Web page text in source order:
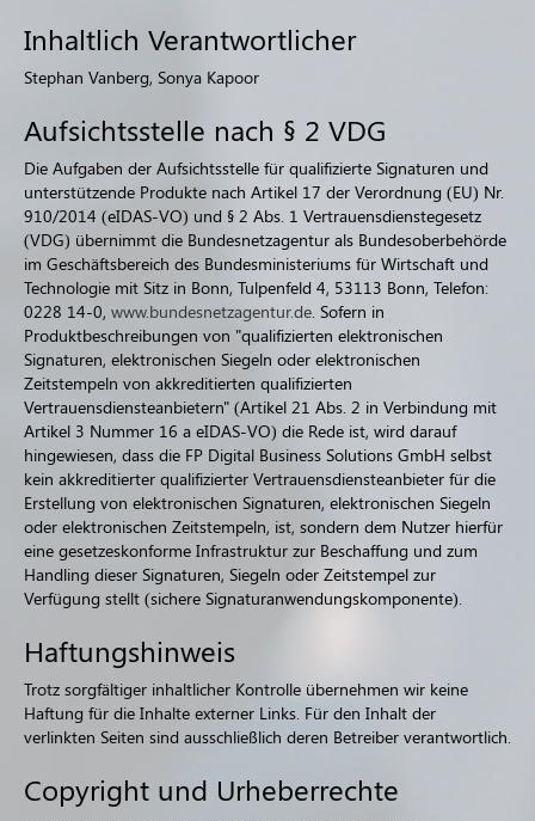
Inhaltlich Verantwortlicher
Stephan Vanberg, Sonya Kapoor
Aufsichtsstelle nach § 2 VDG
Die Aufgaben der Aufsichtsstelle für qualifizierte Signaturen und
unterstützende Produkte nach Artikel 17 der Verordnung (EU) Nr.
910/2014 (eIDAS-VO) und § 2 Abs. 1 Vertrauensdienstegesetz
(VDG) übernimmt die Bundesnetzagentur als Bundesoberbehörde
im Geschäftsbereich des Bundesministeriums für Wirtschaft und
Technologie mit Sitz in Bonn, Tulpenfeld 4, 53113 Bonn, Telefon:
0228 14-0, www.bundesnetzagentur.de. Sofern in
Produktbeschreibungen von "qualifizierten elektronischen
Signaturen, elektronischen Siegeln oder elektronischen
Zeitstempeln von akkreditierten qualifizierten
Vertrauensdiensteanbietern" (Artikel 21 Abs. 2 in Verbindung mit
Artikel 3 Nummer 16 a eIDAS-VO) die Rede ist, wird darauf
hingewiesen, dass die FP Digital Business Solutions GmbH selbst
kein akkreditierter qualifizierter Vertrauensdiensteanbieter für die
Erstellung von elektronischen Signaturen, elektronischen Siegeln
oder elektronischen Zeitstempeln, ist, sondern dem Nutzer hierfür
eine gesetzeskonforme Infrastruktur zur Beschaffung und zum
Handling dieser Signaturen, Siegeln oder Zeitstempel zur
Verfügung stellt (sichere Signaturanwendungskomponente).
Haftungshinweis
Trotz sorgfältiger inhaltlicher Kontrolle übernehmen wir keine
Haftung für die Inhalte externer Links. Für den Inhalt der
verlinkten Seiten sind ausschließlich deren Betreiber verantwortlich.
Copyright und Urheberrechte